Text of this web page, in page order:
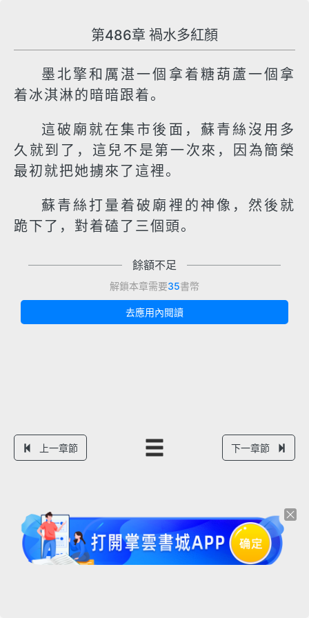
第486章 禍水多紅顏
墨北擎和厲湛一個拿着糖葫蘆一個拿
着冰淇淋的暗暗跟着。
這破廟就在集市後面，蘇青絲沒用多
久就到了，這兒不是第一次來，因為簡榮
最初就把她擄來了這裡。
蘇青絲打量着破廟裡的神像，然後就
跪下了，對着磕了三個頭。
餘額不足
解鎖本章需要35書幣
去應用內閱讀
上一章節 下一章節